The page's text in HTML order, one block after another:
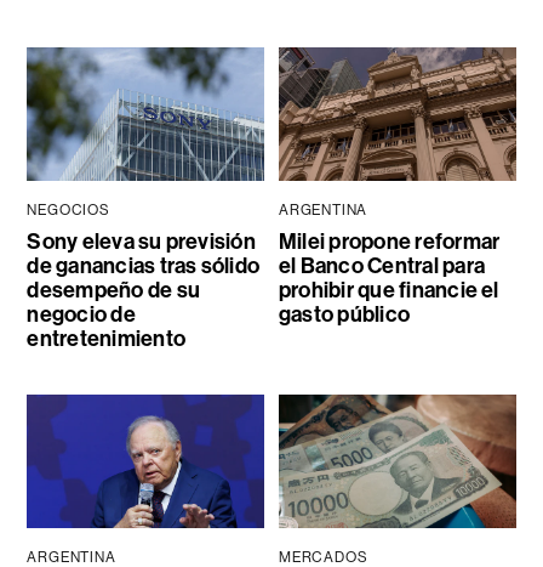
NEGOCIOS
Sony eleva su previsión
de ganancias tras sólido
desempeño de su
negocio de
entretenimiento
ARGENTINA
Milei propone reformar
el Banco Central para
prohibir que financie el
gasto público
ARGENTINA MERCADOS